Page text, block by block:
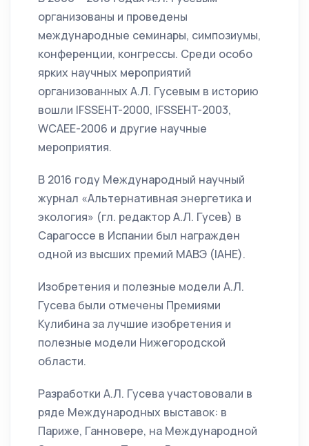
организованы и проведены
международные семинары, симпозиумы,
конференции, конгрессы. Среди особо
ярких научных мероприятий
организованных А.Л. Гусевым в историю
вошли IFSSEHT-2000, IFSSEHT-2003,
WCAEE-2006 и другие научные
мероприятия.
В 2016 году Международный научный
журнал «Альтернативная энергетика и
экология» (гл. редактор А.Л. Гусев) в
Сарагоссе в Испании был награжден
одной из высших премий МАВЭ (IAHE).
Изобретения и полезные модели А.Л.
Гусева были отмечены Премиями
Кулибина за лучшие изобретения и
полезные модели Нижегородской
области.
Разработки А.Л. Гусева участововали в
ряде Международных выставок: в
Париже, Ганновере, на Международной